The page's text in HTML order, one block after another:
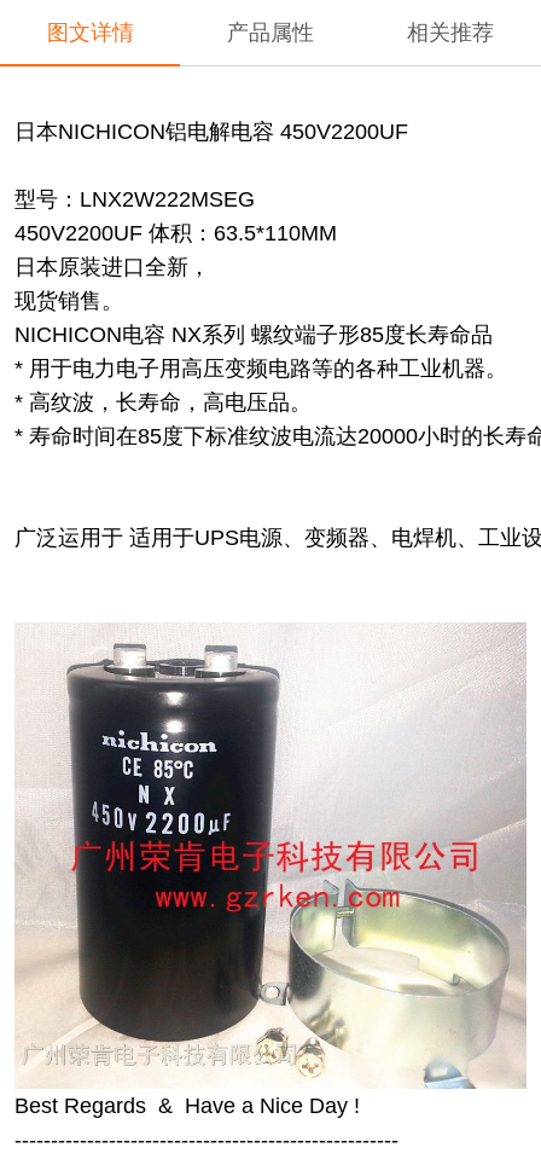
图文详情 产品属性 相关推荐
日本NICHICON铝电解电容 450V2200UF
型号：LNX2W222MSEG
450V2200UF 体积：63.5*110MM
日本原装进口全新，
现货销售。
NICHICON电容 NX系列 螺纹端子形85度长寿命品
* 用于电力电子用高压变频电路等的各种工业机器。
* 高纹波，长寿命，高电压品。
* 寿命时间在85度下标准纹波电流达20000小时的长寿
广泛运用于 适用于UPS电源、变频器、电焊机、工业
Best Regards & Have a Nice Day !
-----------------------------------------------------